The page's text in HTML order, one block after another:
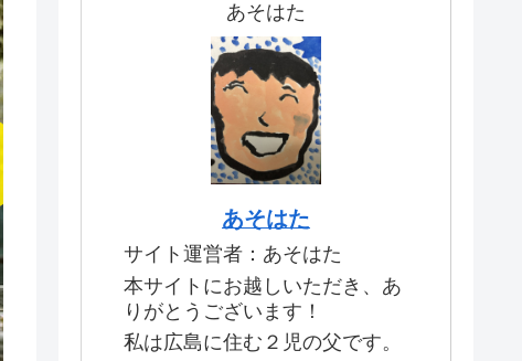
あそはた
あそはた
サイト運営者：あそはた
本サイトにお越しいただき、あ
りがとうございます！
私は広島に住む２児の父です。